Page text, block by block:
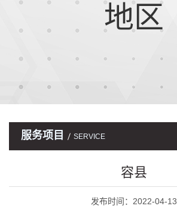
地区
服务项目 SERVICE
容县
发布时间：2022-04-13